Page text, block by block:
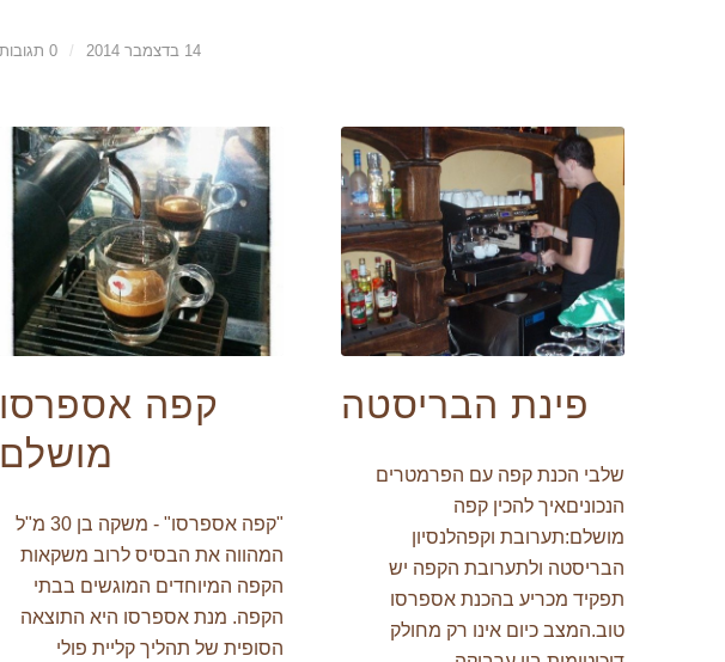
14 בדצמבר 2014 / 0 תגובות
פינת הבריסטה
שלבי הכנת קפה עם הפרמטרים
הנכוניםאיך להכין קפה
מושלם:תערובת וקפהלנסיון
הבריסטה ולתערובת הקפה יש
תפקיד מכריע בהכנת אספרסו
טוב.המצב כיום אינו רק מחולק
קפה אספרסו
מושלם
"קפה אספרסו" - משקה בן 30 מ"ל
המהווה את הבסיס לרוב משקאות
הקפה המיוחדים המוגשים בבתי
הקפה. מנת אספרסו היא התוצאה
הסופית של תהליך קליית פולי